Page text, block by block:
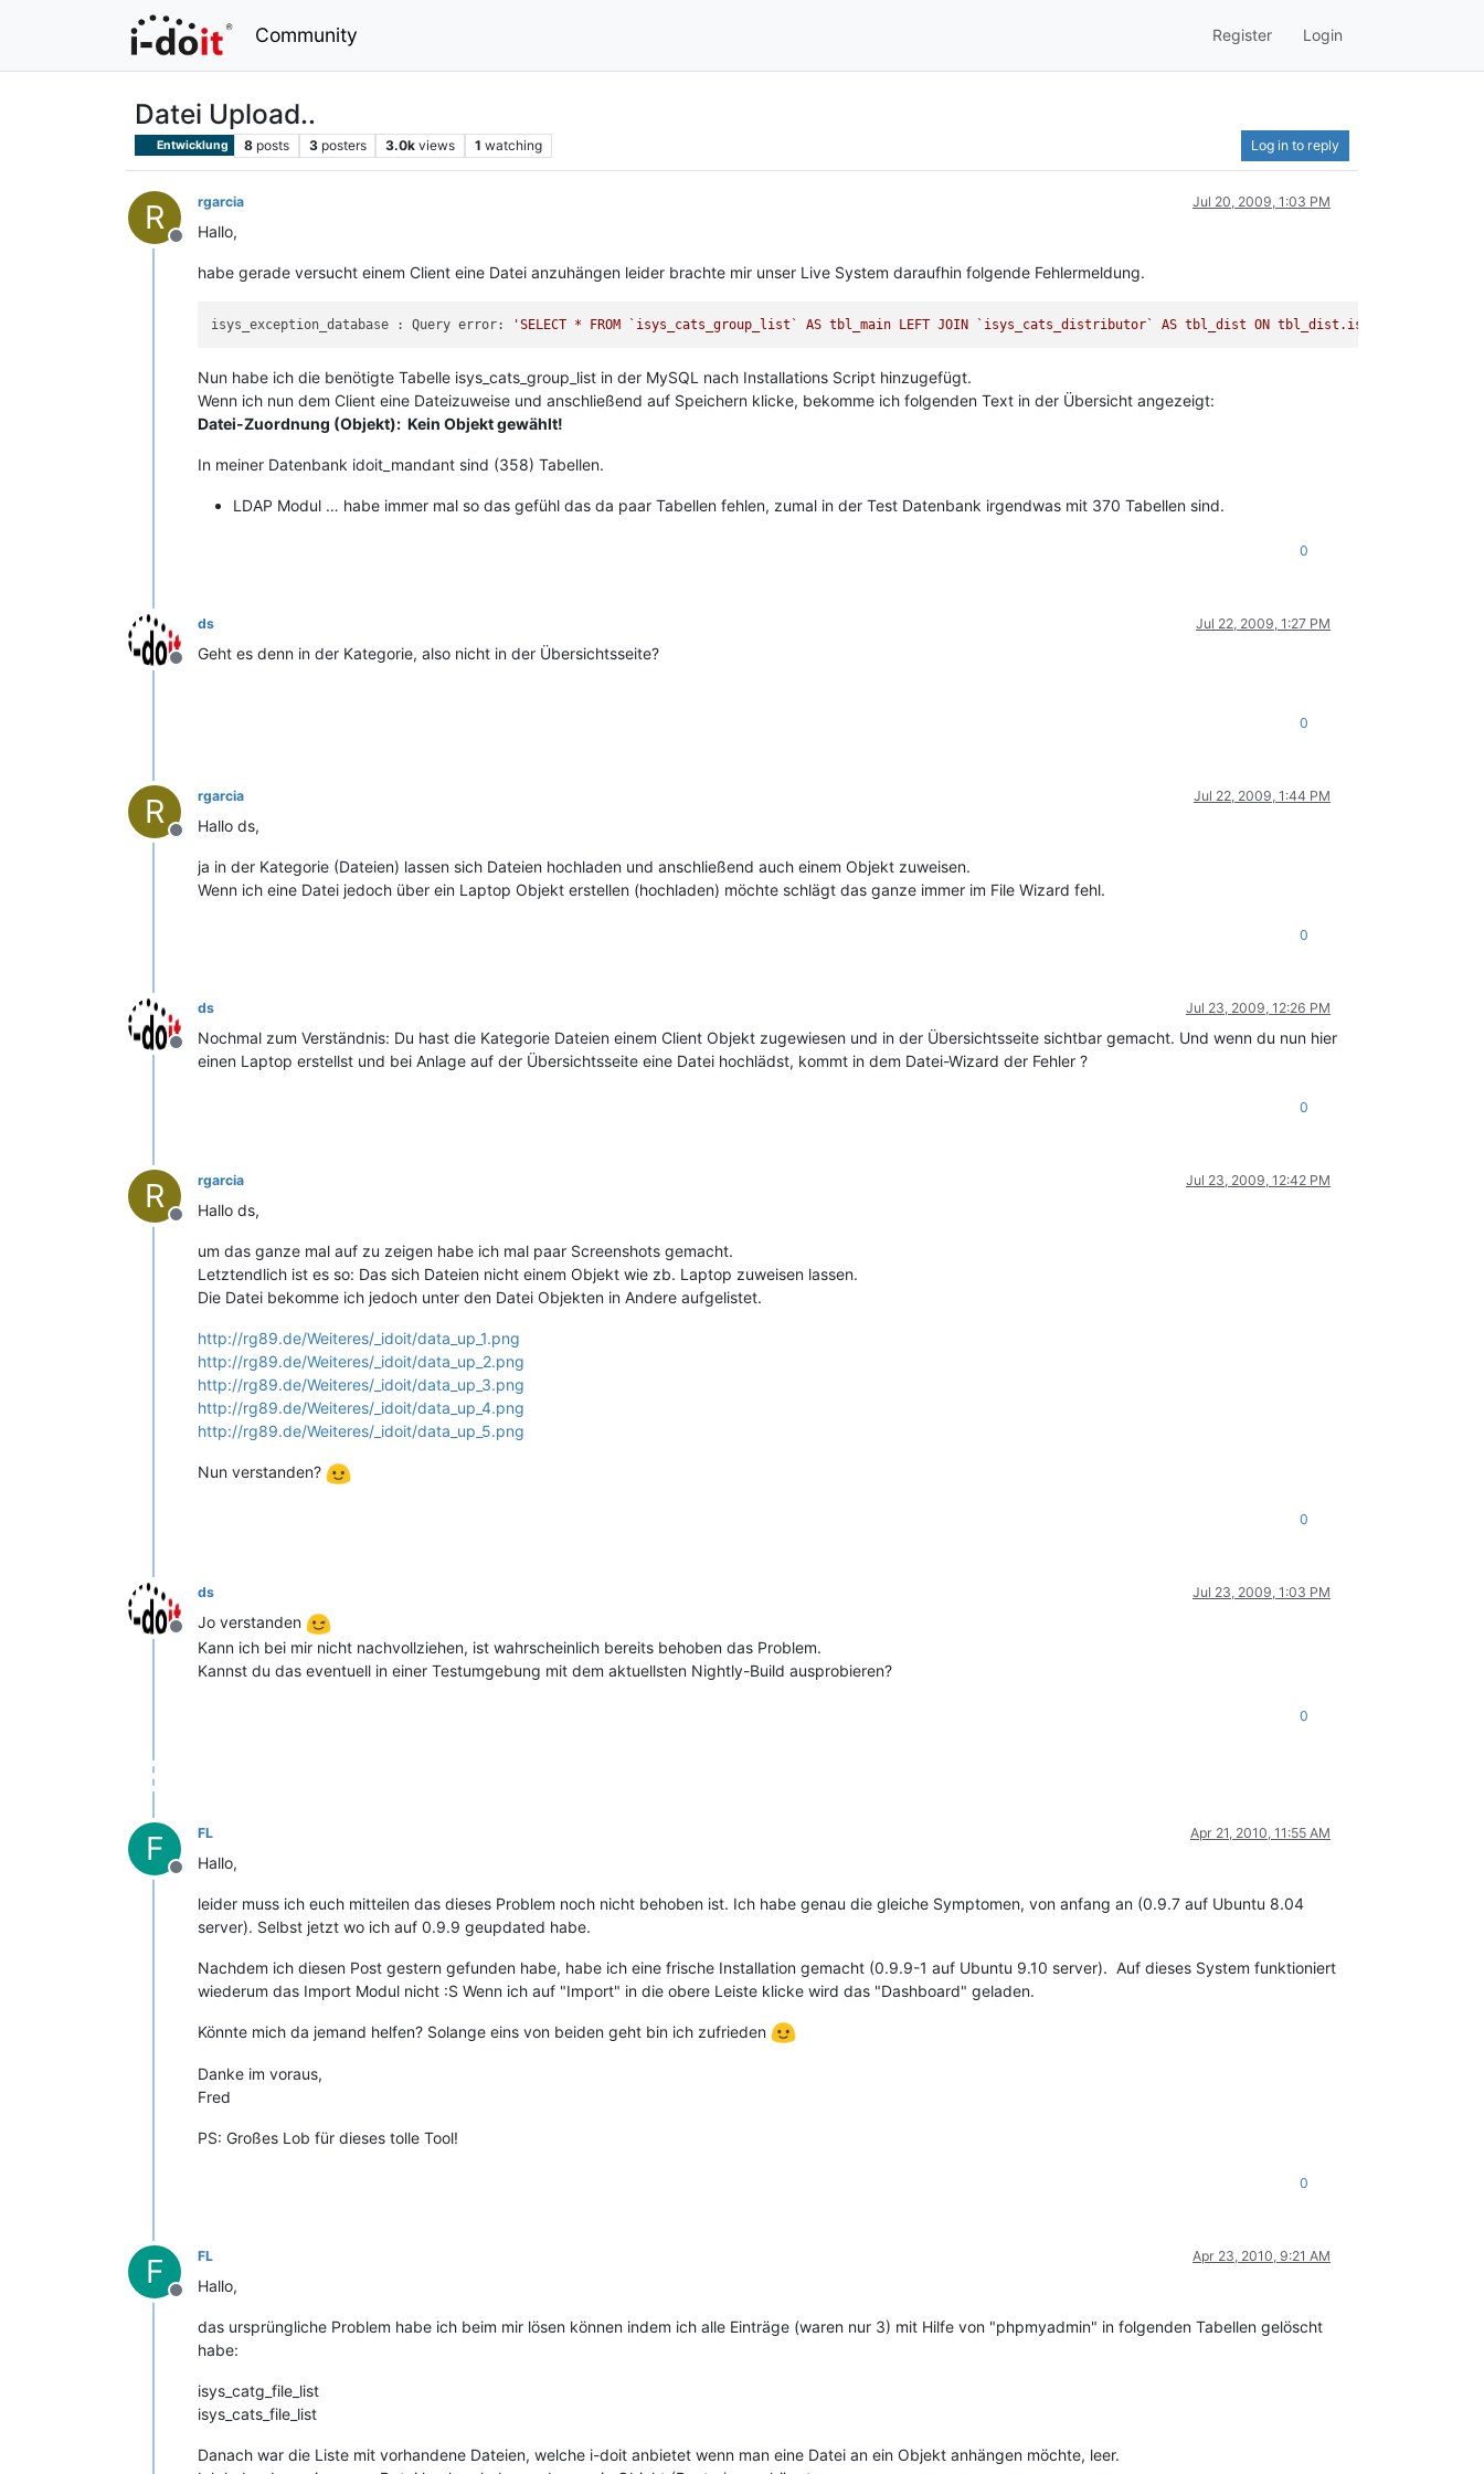
Community Register Login
Datei Upload..
Entwicklung 8 posts 3 posters 3.0k views 1 watching Log in to reply
R
Offline
rgarcia Jul 20, 2009, 1:03 PM
Hallo,
habe gerade versucht einem Client eine Datei anzuhängen leider brachte mir unser Live System daraufhin folgende Fehlermeldung.
isys_exception_database : Query error: 'SELECT * FROM `isys_cats_group_list` AS tbl_main LEFT JOIN `isys_cats_distributor` AS tbl_dist ON
Nun habe ich die benötigte Tabelle isys_cats_group_list in der MySQL nach Installations Script hinzugefügt.
Wenn ich nun dem Client eine Dateizuweise und anschließend auf Speichern klicke, bekomme ich folgenden Text in der Übersicht angezeigt:
Datei-Zuordnung (Objekt): Kein Objekt gewählt!
In meiner Datenbank idoit_mandant sind (358) Tabellen.
LDAP Modul … habe immer mal so das gefühl das da paar Tabellen fehlen, zumal in der Test Datenbank irgendwas mit 370 Tabellen sind.
0
Offline
ds Jul 22, 2009, 1:27 PM
Geht es denn in der Kategorie, also nicht in der Übersichtsseite?
0
R
Offline
rgarcia Jul 22, 2009, 1:44 PM
Hallo ds,
ja in der Kategorie (Dateien) lassen sich Dateien hochladen und anschließend auch einem Objekt zuweisen.
Wenn ich eine Datei jedoch über ein Laptop Objekt erstellen (hochladen) möchte schlägt das ganze immer im File Wizard fehl.
0
Offline
ds Jul 23, 2009, 12:26 PM
Nochmal zum Verständnis: Du hast die Kategorie Dateien einem Client Objekt zugewiesen und in der Übersichtsseite sichtbar gemacht. Und wenn du nun hier
einen Laptop erstellst und bei Anlage auf der Übersichtsseite eine Datei hochlädst, kommt in dem Datei-Wizard der Fehler ?
0
R
Offline
rgarcia Jul 23, 2009, 12:42 PM
Hallo ds,
um das ganze mal auf zu zeigen habe ich mal paar Screenshots gemacht.
Letztendlich ist es so: Das sich Dateien nicht einem Objekt wie zb. Laptop zuweisen lassen.
Die Datei bekomme ich jedoch unter den Datei Objekten in Andere aufgelistet.
http://rg89.de/Weiteres/_idoit/data_up_1.png
http://rg89.de/Weiteres/_idoit/data_up_2.png
http://rg89.de/Weiteres/_idoit/data_up_3.png
http://rg89.de/Weiteres/_idoit/data_up_4.png
http://rg89.de/Weiteres/_idoit/data_up_5.png
Nun verstanden?
0
Offline
ds Jul 23, 2009, 1:03 PM
Jo verstanden
Kann ich bei mir nicht nachvollziehen, ist wahrscheinlich bereits behoben das Problem.
Kannst du das eventuell in einer Testumgebung mit dem aktuellsten Nightly-Build ausprobieren?
0
F
Offline
FL Apr 21, 2010, 11:55 AM
Hallo,
leider muss ich euch mitteilen das dieses Problem noch nicht behoben ist. Ich habe genau die gleiche Symptomen, von anfang an (0.9.7 auf Ubuntu 8.04
server). Selbst jetzt wo ich auf 0.9.9 geupdated habe.
Nachdem ich diesen Post gestern gefunden habe, habe ich eine frische Installation gemacht (0.9.9-1 auf Ubuntu 9.10 server). Auf dieses System funktioniert
wiederum das Import Modul nicht :S Wenn ich auf "Import" in die obere Leiste klicke wird das "Dashboard" geladen.
Könnte mich da jemand helfen? Solange eins von beiden geht bin ich zufrieden
Danke im voraus,
Fred
PS: Großes Lob für dieses tolle Tool!
0
F
Offline
FL Apr 23, 2010, 9:21 AM
Hallo,
das ursprüngliche Problem habe ich beim mir lösen können indem ich alle Einträge (waren nur 3) mit Hilfe von "phpmyadmin" in folgenden Tabellen gelöscht
habe:
isys_catg_file_list
isys_cats_file_list
Danach war die Liste mit vorhandene Dateien, welche i-doit anbietet wenn man eine Datei an ein Objekt anhängen möchte, leer.